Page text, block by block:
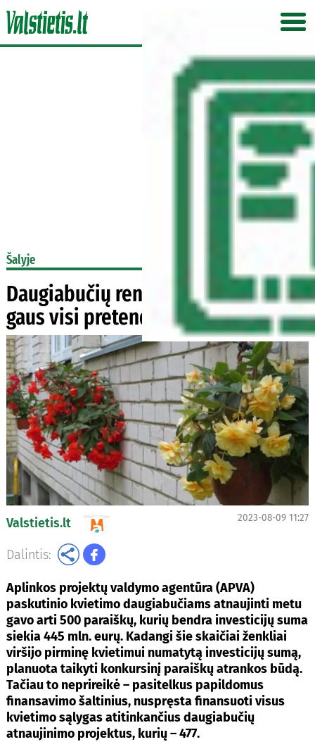
Šalyje
Daugiabučių renovacija: paramą
gaus visi pretendavusieji
Valstietis.lt 2023-08-09 11:27
Dalintis:
Aplinkos projektų valdymo agentūra (APVA)
paskutinio kvietimo daugiabučiams atnaujinti metu
gavo arti 500 paraiškų, kurių bendra investicijų suma
siekia 445 mln. eurų. Kadangi šie skaičiai ženkliai
viršijo pirminę kvietimui numatytą investicijų sumą,
planuota taikyti konkursinį paraiškų atrankos būdą.
Tačiau to neprireikė – pasitelkus papildomus
finansavimo šaltinius, nuspręsta finansuoti visus
kvietimo sąlygas atitinkančius daugiabučių
atnaujinimo projektus, kurių – 477.